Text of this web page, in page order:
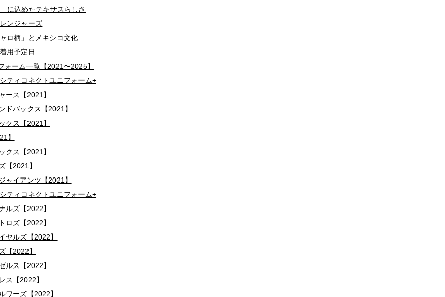
に込めたテキサスらしさ
ンジャーズ
ロ柄」とメキシコ文化
用予定日
ーム一覧【2021〜2025】
ティコネクトユニフォーム+
ース【2021】
ドバックス【2021】
クス【2021】
】
クス【2021】
【2021】
ャイアンツ【2021】
ティコネクトユニフォーム+
ルズ【2022】
ロズ【2022】
ヤルズ【2022】
【2022】
ルス【2022】
ス【2022】
ワーズ【2022】